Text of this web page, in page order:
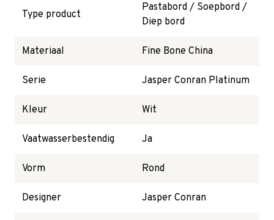
Type product
Pastabord / Soepbord /
Diep bord
Materiaal Fine Bone China
Serie Jasper Conran Platinum
Kleur Wit
Vaatwasserbestendig Ja
Vorm Rond
Designer Jasper Conran